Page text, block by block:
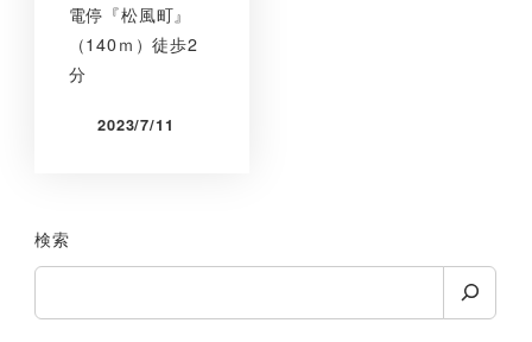
電停『松風町』
（140ｍ）徒歩2
分
2023/7/11
検索